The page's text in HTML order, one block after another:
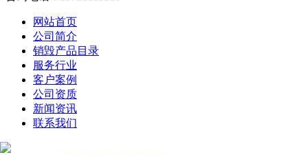
网站首页
公司简介
销毁产品目录
服务行业
客户案例
公司资质
新闻资讯
联系我们